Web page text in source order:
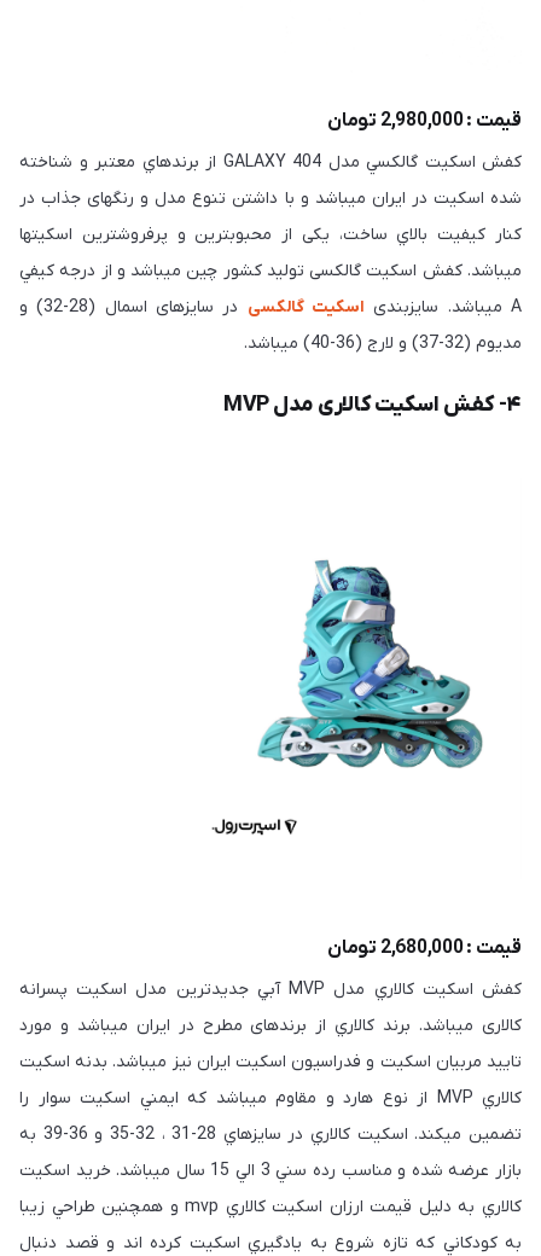
قیمت : 2,980,000 تومان
کفش اسكيت گالكسي مدل 404 GALAXY از برندهاي معتبر و شناخته
شده اسكيت در ایران ميباشد و با داشتن تنوع مدل و رنگهای جذاب در
كنار كيفيت بالاي ساخت، يكی از محبوبترين و پرفروشترين اسكيتها
ميباشد. کفش اسكيت گالكسی توليد كشور چين ميباشد و از درجه كيفي
A ميباشد. سايزبندی
اسكيت گالكسی
در سايزهای اسمال (28-32) و
مديوم (32-37) و لارج (36-40) ميباشد.
۴- كفش اسكيت كالاری مدل MVP
قیمت : 2,680,000 تومان
كفش اسكيت كالاري مدل MVP آبي جديدترين مدل اسكيت پسرانه
كالاری ميباشد. برند كالاري از برندهای مطرح در ايران ميباشد و مورد
تاييد مربيان اسكيت و فدراسيون اسكيت ايران نيز ميباشد. بدنه اسكيت
كالاري MVP از نوع هارد و مقاوم ميباشد كه ايمني اسكيت سوار را
تضمين ميكند. اسكيت كالاري در سايزهاي 28-31 ، 32-35 و 36-39 به
بازار عرضه شده و مناسب رده سني 3 الي 15 سال ميباشد. خريد اسكيت
كالاري به دليل قيمت ارزان اسكيت كالاري mvp و همچنين طراحي زيبا
به كودكاني كه تازه شروع به يادگيري اسكيت كرده اند و قصد دنبال